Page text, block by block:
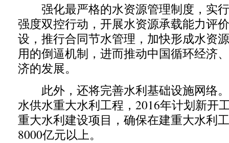
强化最严格的水资源管理制度，实
强度双控行动，开展水资源承载能力评
设，推行合同节水管理，加快形成水资
用的倒逼机制，进而推动中国循环经济
济的发展。
此外，还将完善水利基础设施网络。
水供水重大水利工程，2016年计划新开
重大水利建设项目，确保在建重大水利
8000亿元以上。